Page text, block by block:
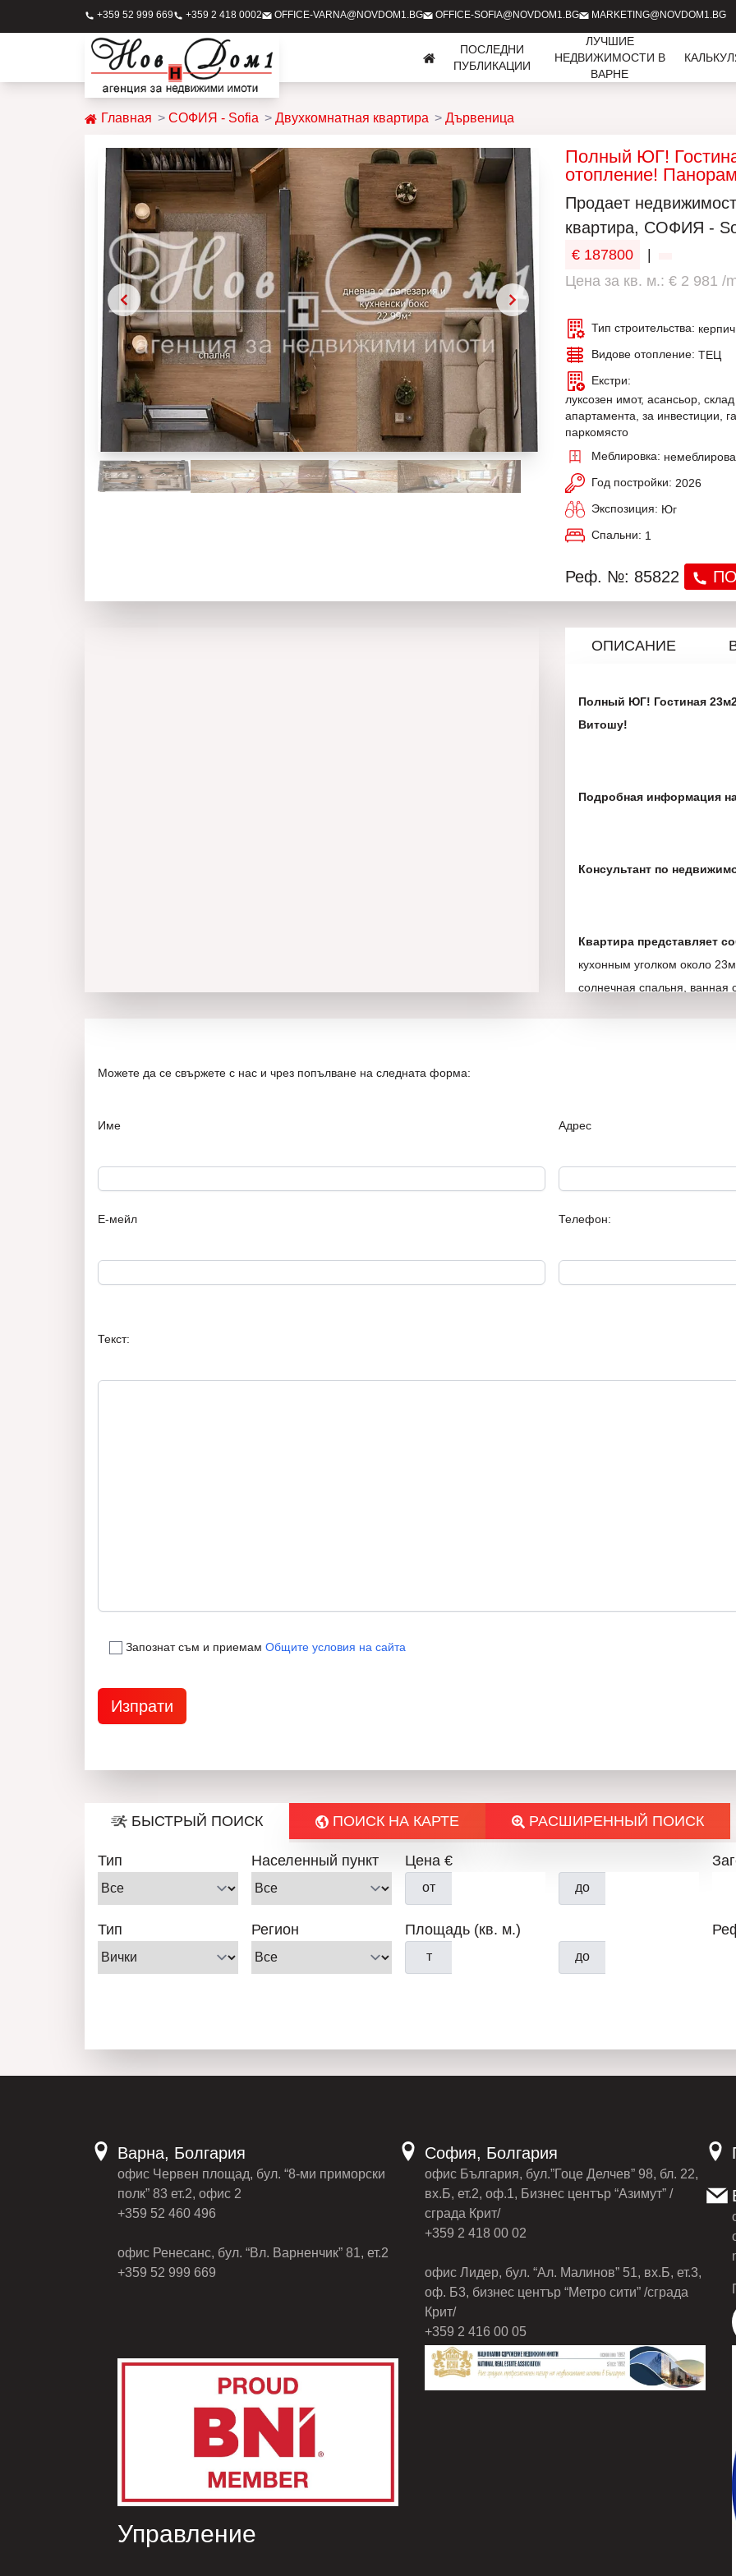
+359 52 999 669 +359 2 418 0002 OFFICE-VARNA@NOVDOM1.BG OFFICE-SOFIA@NOVDOM1.BG MARKETING@NOVDOM1.BG
ПОСЛЕДНИ
ПУБЛИКАЦИИ
ЛУЧШИЕ
НЕДВИЖИМОСТИ В
ВАРНЕ
Главная СОФИЯ - Sofia Двухкомнатная квартира Дървеница
Полный ЮГ!
отопление!
Продаeт
квартира, СОФИЯ -
€ 187800
Цена за кв. м.: € 2 981 /
Тип строительства: керпич
Видове отопление: ТЕЦ
Екстри:
луксозен имот, асансьор,
апартамента, за инвестиции,
паркомясто
Меблировка:
Год постройки: 2026
Экспозиция: Юг
Спальни: 1
Реф. №: 85822
ОПИСАНИЕ
Полный ЮГ! Гостиная
Витошу!
Подробная информация
Консультант по
Квартира представляет
кухонным уголком около
солнечная спальня, ванная
Ориентация: ЮГ!
Статус: квартира.
«под ключ» или полный
виде объекта.
комнатные, 2-комнатные,
высококлассного
Отличное расположение:
университетами, парками,
который проводит все
кредита на максимально
полный ремонт вашего
лучшим ценам.
Можете да се свържете с нас и чрез попълване на следната форма:
Име
Е-мейл
Адрес
Телефон:
Текст:
Запознат съм и приемам Общите условия на сайта
БЫСТРЫЙ ПОИСК ПОИСК НА КАРТЕ РАСШИРЕННЫЙ ПОИСК
Тип Населенный пункт
Тип Регион
Цена €
от до
Площадь (кв. м.)
т до
Варна, Болгария
офис Червен площад, бул. “8-ми приморски
полк” 83 ет.2, офис 2
+359 52 460 496
офис Ренесанс, бул. “Вл. Варненчик” 81, ет.2
+359 52 999 669
София, Болгария
офис България, бул.”Гоце Делчев” 98, бл. 22,
вх.Б, ет.2, оф.1, Бизнес център “Азимут” /
сграда Крит/
+359 2 418 00 02
офис Лидер, бул. “Ал. Малинов” 51, вх.Б, ет.3,
оф. Б3, бизнес център “Метро сити” /сграда
Крит/
+359 2 416 00 05
Управление